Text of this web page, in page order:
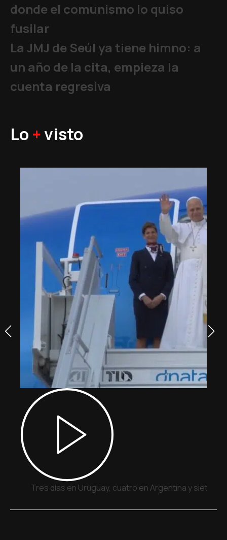
donde el comunismo lo quiso
fusilar
La JMJ de Seúl ya tiene himno: a
un año de la cita, empieza la
cuenta regresiva
Lo +visto
Tres días en Uruguay, cuatro en Argentina y siete